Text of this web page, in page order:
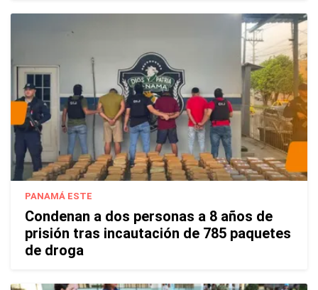
PANAMÁ ESTE
Condenan a dos personas a 8 años de
prisión tras incautación de 785 paquetes
de droga